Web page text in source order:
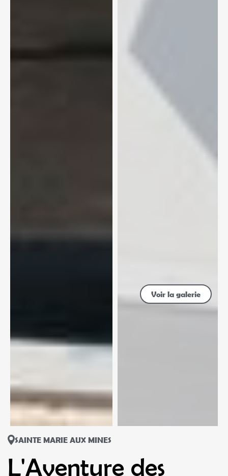
Voir la galerie
SAINTE MARIE AUX MINES
L'Aventure des